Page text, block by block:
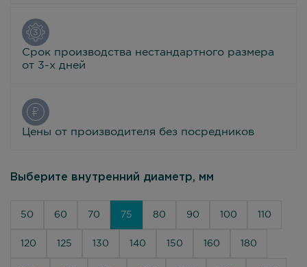
Срок производства нестандартного размера
от 3-х дней
Цены от производителя без посредников
Выберите внутренний диаметр, мм
50 60 70 75 80 90 100 110
120 125 130 140 150 160 180